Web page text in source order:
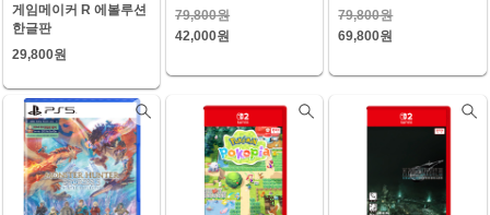
게임메이커 R 에볼루션
한글판
29,800원
79,800원
42,000원
79,800원
69,800원